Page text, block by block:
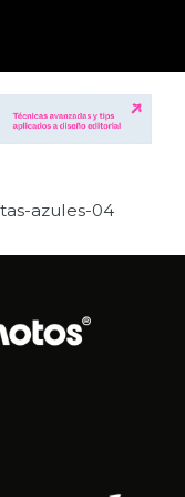
azules-04